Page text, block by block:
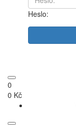
Heslo:
0
0 Kč